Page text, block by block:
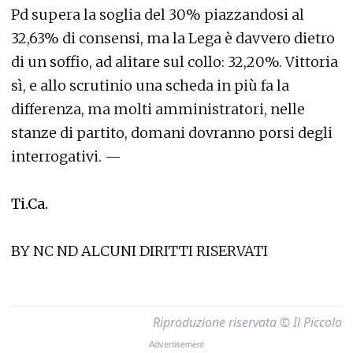
Pd supera la soglia del 30% piazzandosi al
32,63% di consensi, ma la Lega è davvero dietro
di un soffio, ad alitare sul collo: 32,20%. Vittoria
sì, e allo scrutinio una scheda in più fa la
differenza, ma molti amministratori, nelle
stanze di partito, domani dovranno porsi degli
interrogativi. —
Ti.Ca.
BY NC ND ALCUNI DIRITTI RISERVATI
Riproduzione riservata © Il Piccolo